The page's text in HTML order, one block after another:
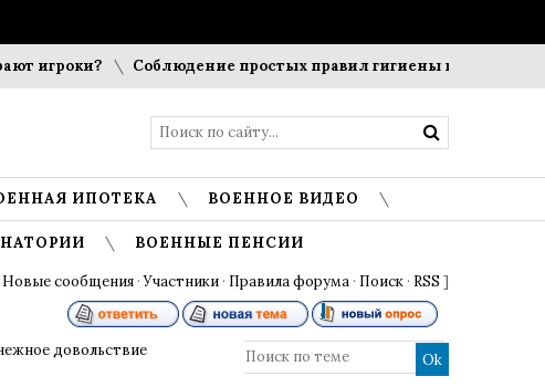
Соблюдение простых правил гигиены помогает
ИПОТЕКА ВОЕННОЕ ВИДЕО
ВОЕННЫЕ ПЕНСИИ
Новые сообщения ·Участники · Правила форума · Поиск · RSS ]
довольствие